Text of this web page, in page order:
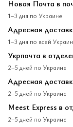
Новая Почта в
1–3 дня по Украине
Адресная
1–3 дня по всей
Укрпочта в
2–5 дней по Украине
Адресная
2–5 дней по Украине
Meest Express в
2–5 дней по Украине